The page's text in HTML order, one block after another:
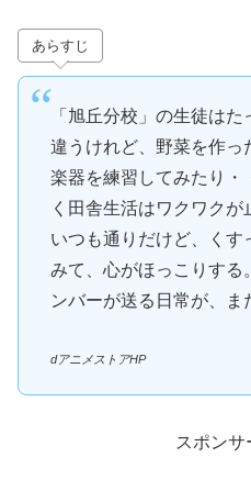
あらすじ
「旭丘分校」の生徒は
違うけれど、野菜を作っ
楽器を練習してみたり・
く田舎生活はワクワク
いつも通りだけど、く
みて、心がほっこりする
ンバーが送る日常が、ま
dアニメストアHP
スポンサ